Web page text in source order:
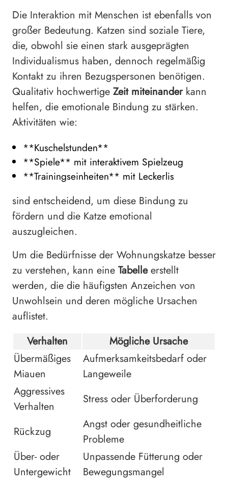
Die Interaktion mit Menschen ist ebenfalls von
großer Bedeutung. Katzen sind soziale Tiere,
die, obwohl sie einen stark ausgeprägten
Individualismus haben, dennoch regelmäßig
Kontakt zu ihren Bezugspersonen benötigen.
Qualitativ hochwertige Zeit miteinanderkann
helfen, die emotionale Bindung zu stärken.
Aktivitäten wie:
**Kuschelstunden**
**Spiele** mit interaktivem Spielzeug
**Trainingseinheiten** mit Leckerlis
sind entscheidend, um diese Bindung zu
fördern und die Katze emotional
auszugleichen.
Um die Bedürfnisse der Wohnungskatze besser
zu verstehen, kann eine Tabelleerstellt
werden, die die häufigsten Anzeichen von
Unwohlsein und deren mögliche Ursachen
auflistet.
Verhalten
Mögliche Ursache
Übermäßiges
Miauen
Aufmerksamkeitsbedarf oder
Langeweile
Aggressives
Verhalten
Stress oder Überforderung
Rückzug
Angst oder gesundheitliche
Probleme
Über- oder
Untergewicht
Unpassende Fütterung oder
Bewegungsmangel